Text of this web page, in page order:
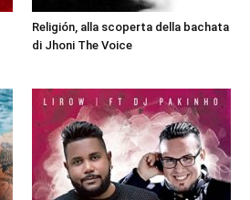
Religión, alla scoperta della bachata
di Jhoni The Voice